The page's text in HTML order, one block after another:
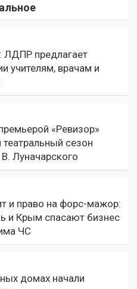
ЛДПР предлагает
учителям, врачам и
«Ревизор»
сезон
Луначарского
и право на форс-мажор:
и Крым спасают бизнес
ЧС
домах начали